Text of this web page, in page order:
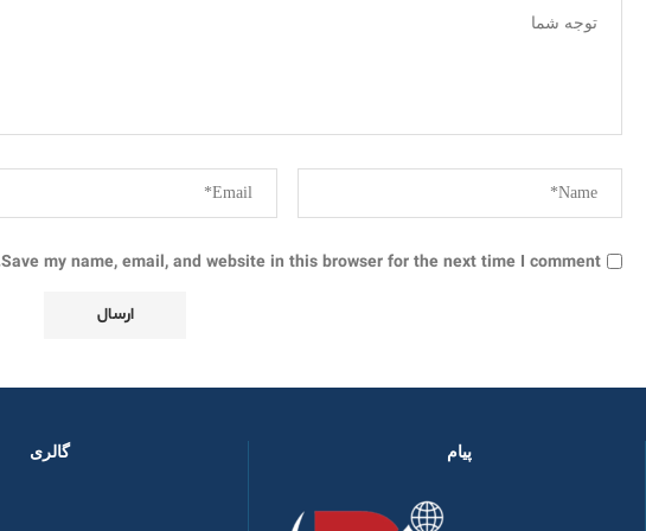
Save my name, email, and website in this browser for the next time I comment.
پیام گالری